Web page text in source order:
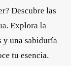
Descubre las
Explora la
y una sabiduría
tu esencia.